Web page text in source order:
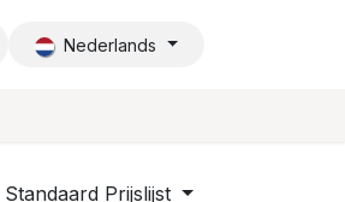
Nederlands
Standaard Prijslijst